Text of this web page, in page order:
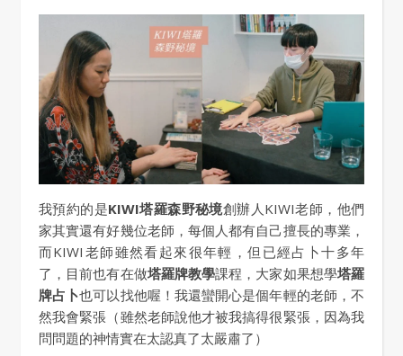
我預約的是KIWI塔羅森野秘境創辦人KIWI老師，他們
家其實還有好幾位老師，每個人都有自己擅長的專業，
而KIWI老師雖然看起來很年輕，但已經占卜十多年
了，目前也有在做塔羅牌教學課程，大家如果想學塔羅
牌占卜也可以找他喔！我還蠻開心是個年輕的老師，不
然我會緊張（雖然老師說他才被我搞得很緊張，因為我
問問題的神情實在太認真了太嚴肅了）